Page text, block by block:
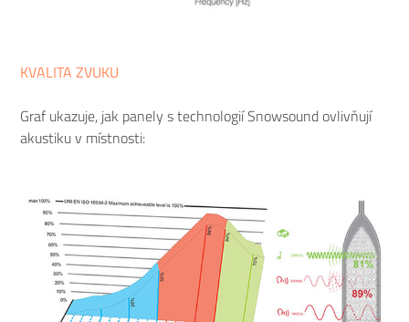
KVALITA ZVUKU
Graf ukazuje, jak panely s technologií Snowsound ovlivňují
akustiku v místnosti: